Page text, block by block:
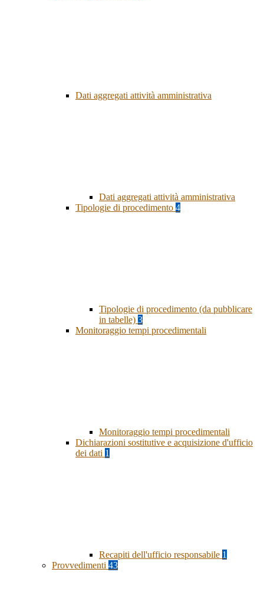
Dati aggregati attività amministrativa
Dati aggregati attività amministrativa
Tipologie di procedimento 4
Tipologie di procedimento (da pubblicare
in tabelle) 3
Monitoraggio tempi procedimentali
Monitoraggio tempi procedimentali
Dichiarazioni sostitutive e acquisizione d'ufficio
dei dati 1
Recapiti dell'ufficio responsabile 1
Provvedimenti 43